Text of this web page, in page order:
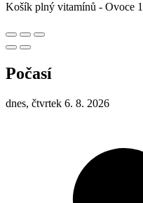
Košík plný vitamínů - Ovoce 1
Počasí
dnes, čtvrtek 6. 8. 2026